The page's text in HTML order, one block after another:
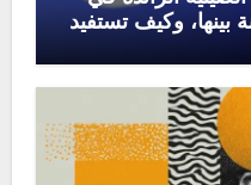
بينها، وكيف تستفيد